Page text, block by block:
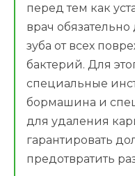
перед тем как
врач
зуба от всех
бактерий. Для
специальные
бормашина и
для удаления
гарантировать
предотвратить